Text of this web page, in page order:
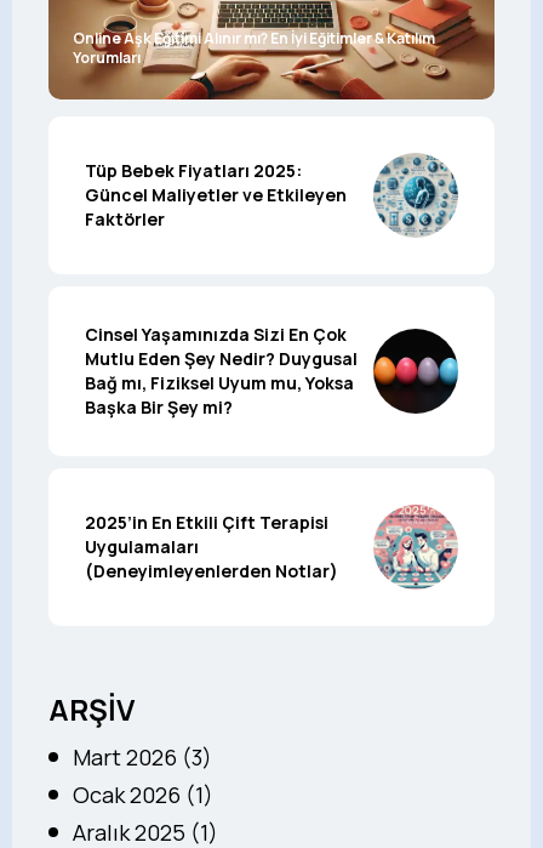
Online Aşk Eğitimi Alınır mı? En İyi Eğitimler & Katılım
Yorumları
Tüp Bebek Fiyatları 2025:
Güncel Maliyetler ve Etkileyen
Faktörler
Cinsel Yaşamınızda Sizi En Çok
Mutlu Eden Şey Nedir? Duygusal
Bağ mı, Fiziksel Uyum mu, Yoksa
Başka Bir Şey mi?
2025’in En Etkili Çift Terapisi
Uygulamaları
(Deneyimleyenlerden Notlar)
ARŞİV
Mart 2026 (3)
Ocak 2026 (1)
Aralık 2025 (1)